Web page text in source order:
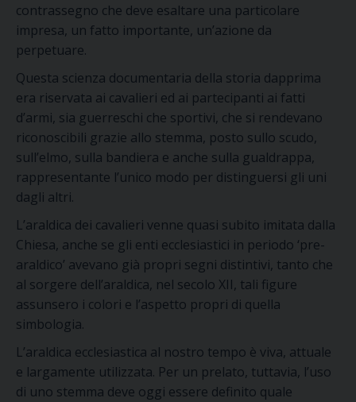
contrassegno che deve esaltare una particolare
impresa, un fatto importante, un’azione da
perpetuare.
Questa scienza documentaria della storia dapprima
era riservata ai cavalieri ed ai partecipanti ai fatti
d’armi, sia guerreschi che sportivi, che si rendevano
riconoscibili grazie allo stemma, posto sullo scudo,
sull’elmo, sulla bandiera e anche sulla gualdrappa,
rappresentante l’unico modo per distinguersi gli uni
dagli altri.
L’araldica dei cavalieri venne quasi subito imitata dalla
Chiesa, anche se gli enti ecclesiastici in periodo ‘pre-
araldico’ avevano già propri segni distintivi, tanto che
al sorgere dell’araldica, nel secolo XII, tali figure
assunsero i colori e l’aspetto propri di quella
simbologia.
L’araldica ecclesiastica al nostro tempo è viva, attuale
e largamente utilizzata. Per un prelato, tuttavia, l’uso
di uno stemma deve oggi essere definito quale